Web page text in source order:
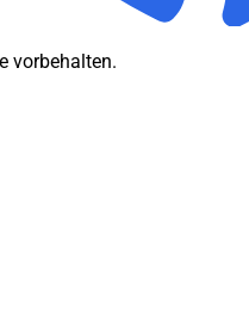
vorbehalten.